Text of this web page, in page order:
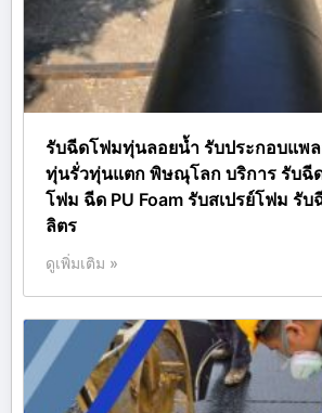
รับฉีดโฟมทุ่นลอยน้ำ รับประกอบแพ
ทุ่นรั่วทุ่นแตก พิษณุโลก บริการ รับฉี
โฟม ฉีด PU Foam รับสเปรย์โฟม รั
ลิตร
ดูเพิ่มเติม »